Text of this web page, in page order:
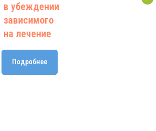
в убеждении
зависимого
на лечение
Подробнее